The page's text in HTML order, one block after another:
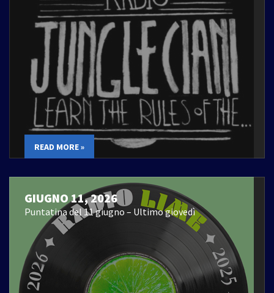
READ MORE »
GIUGNO 11, 2026
Puntatina del 11 giugno – Ultimo giovedì